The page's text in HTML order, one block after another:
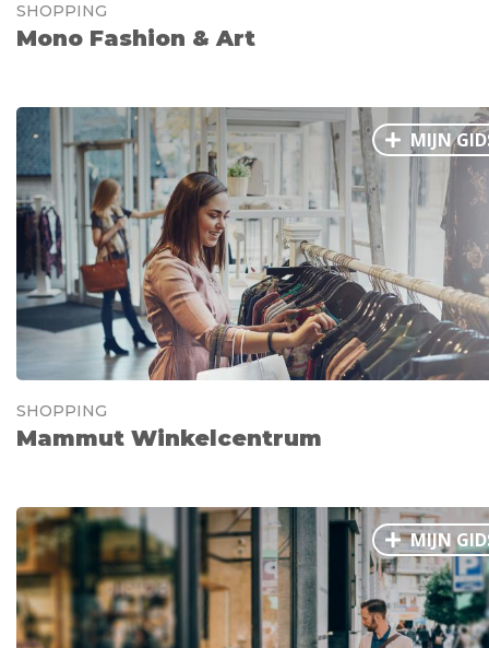
SHOPPING
Mono Fashion & Art
MIJN
SHOPPING
Mammut Winkelcentrum
MIJN